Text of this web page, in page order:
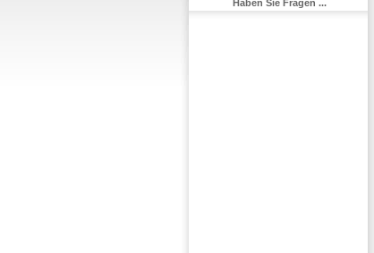
Haben Sie Fragen ...